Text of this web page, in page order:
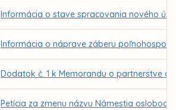
Informácia o stave spracovania nového
Informácia o náprave záberu
Dodatok č. 1 k Memorandu o partnerstve a
Petícia za zmenu názvu Námestia